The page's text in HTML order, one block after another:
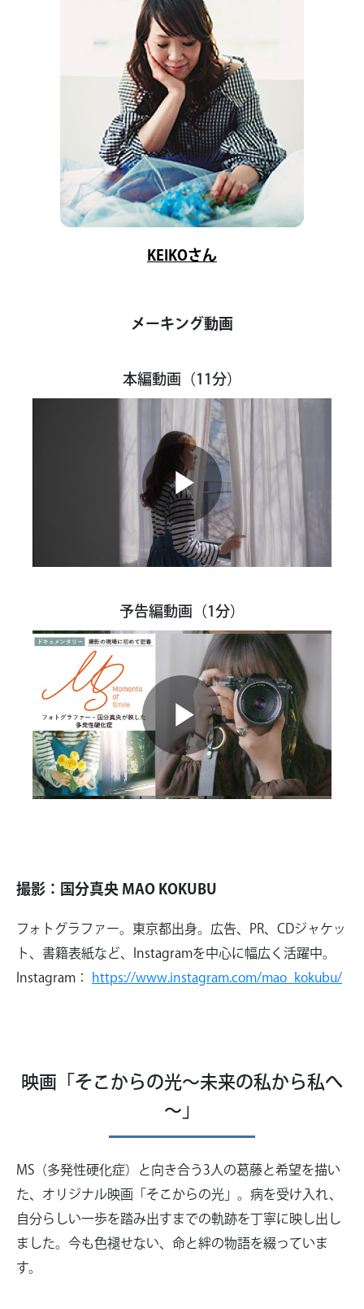
KEIKOさん
メーキング動画
本編動画（11分）
Play
Video
予告編動画（1分）
Play
撮影：国分真央 MAO KOKUBU
フォトグラファー。東京都出身。広告、PR、CDジャケッ
ト、書籍表紙など、Instagramを中心に幅広く活躍中。
Instagram：
https://www.instagram.com/mao_kokubu/
映画「そこからの光～未来の私から私へ
～」
MS（多発性硬化症）と向き合う3人の葛藤と希望を描い
た、オリジナル映画「そこからの光」。病を受け入れ、
自分らしい一歩を踏み出すまでの軌跡を丁寧に映し出し
ました。今も色褪せない、命と絆の物語を綴っていま
す。